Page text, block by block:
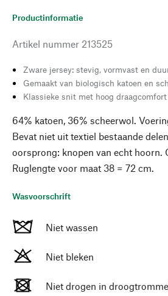
Productinformatie
Artikel nummer 213525
Zware jersey: stevig, vormvast en
Gemaakt van biologisch katoen en
Klassieke snit met hoog draagcomfort
64% katoen, 36% scheerwol.
Bevat niet uit textiel bestaande
oorsprong: knopen van echt hoorn.
Ruglengte voor maat 38 = 72 cm.
Wasvoorschrift
Niet wassen
Niet bleken
Niet drogen in